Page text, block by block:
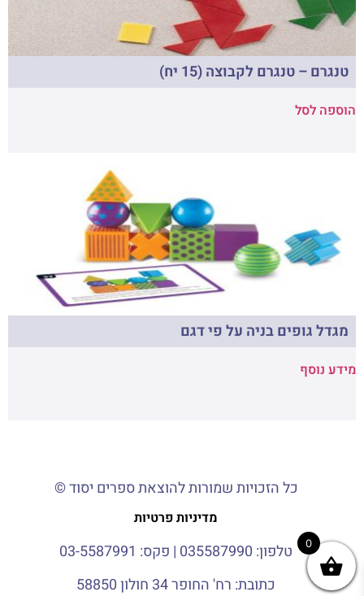
טנגרם – טנגרם לקבוצה (15 יח)
הוספה לסל
מגדל גופים בניה על פי דגם
מידע נוסף
כל הזכויות שמורות להוצאת ספרים יסוד ©
מדיניות פרטיות
טלפון: 035587990 | פקס: 03-5587991
כתובת: רח' החופר 34 חולון 58850
0